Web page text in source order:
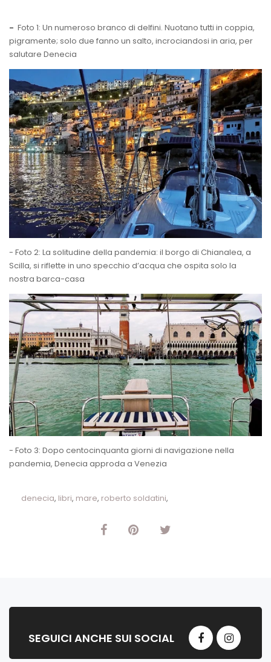
- Foto 1: Un numeroso branco di delfini. Nuotano tutti in coppia,
pigramente; solo due fanno un salto, incrociandosi in aria, per
salutare Denecia
- Foto 2: La solitudine della pandemia: il borgo di Chianalea, a
Scilla, si riflette in uno specchio d’acqua che ospita solo la
nostra barca-casa
- Foto 3: Dopo centocinquanta giorni di navigazione nella
pandemia, Denecia approda a Venezia
denecia, libri, mare, roberto soldatini,
SEGUICI ANCHE SUI SOCIAL